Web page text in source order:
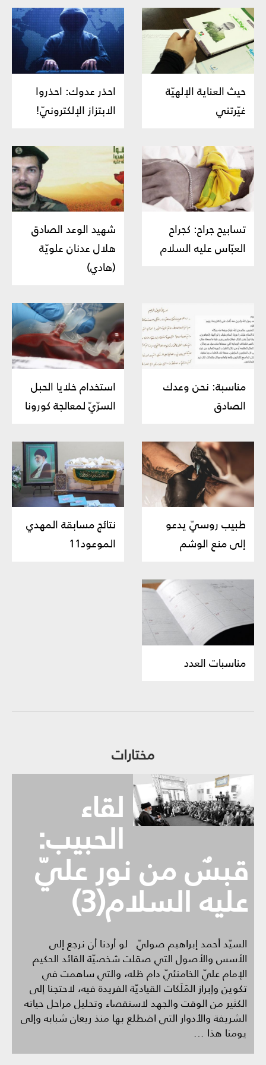
حيث العناية الإلهيّة
غيّرتني
احذر عدوك: احذروا
الابتزاز الإلكترونيّ!
تسابيح جراح: كجراح
العبّاس عليه السلام
شهيد الوعد الصادق
هلال عدنان علويّة
(هادي)
مناسبة: نحن وعدك
الصادق
استخدام خلايا الحبل
السرّيّ لمعالجة كورونا
طبيب روسيّ يدعو
إلى منع الوشم
نتائج مسابقة المهدي
الموعود11
مناسبات العدد
مختارات
لقاء
الحبيب:
قبسٌ من نور عليّ
عليه السلام(3)
السيّد أحمد إبراهيم صوليّ لو أردنا أن نرجع إلى
الأسس والأصول التي صقلت شخصيّة القائد الحكيم
الإمام عليّ الخامنئيّ دام ظله، والتي ساهمت في
تكوين وإبراز المَلَكات القياديّة الفريدة فيه، لاحتجنا إلى
الكثير من الوقت والجهد لاستقصاء وتحليل مراحل حياته
الشريفة والأدوار التي اضطلع بها منذ ريعان شبابه وإلى
يومنا هذا ...